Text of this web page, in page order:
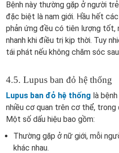
Bệnh này thường gặp ở người
đặc biệt là nam giới. Hầu hết
phản ứng đều có tiên lượng tốt,
nhanh khi điều trị kịp thời. Tuy
tái phát nếu không chăm sóc
4.5. Lupus ban đỏ hệ thống
Lupus ban đỏ hệ thống là
nhiều cơ quan trên cơ thể,
Một số dấu hiệu bao gồm:
Thường gặp ở nữ giới, mỗi
khác nhau.